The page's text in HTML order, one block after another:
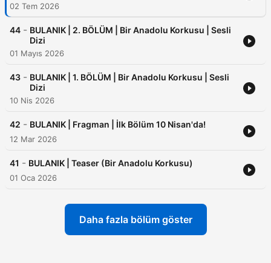
02 Tem 2026
44 - BULANIK | 2. BÖLÜM | Bir Anadolu Korkusu | Sesli
Dizi
01 Mayıs 2026
43 - BULANIK | 1. BÖLÜM | Bir Anadolu Korkusu | Sesli
Dizi
10 Nis 2026
42 - BULANIK | Fragman | İlk Bölüm 10 Nisan'da!
12 Mar 2026
41 - BULANIK | Teaser (Bir Anadolu Korkusu)
01 Oca 2026
Daha fazla bölüm göster